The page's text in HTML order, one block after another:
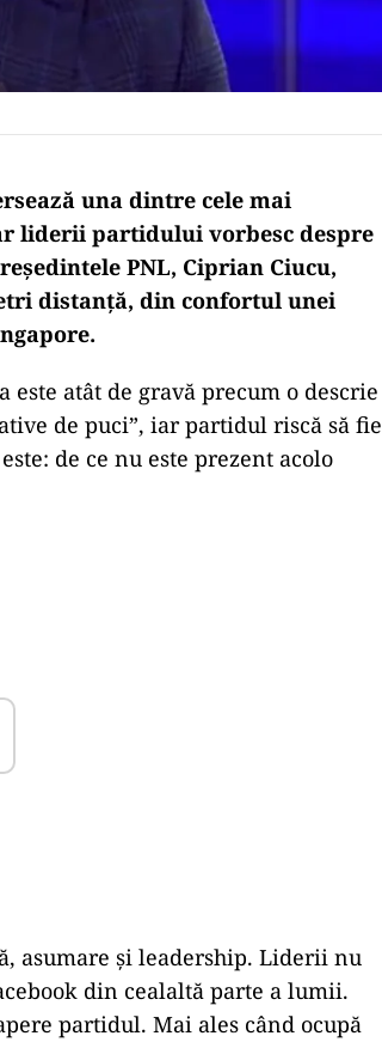
una dintre cele mai
liderii partidului vorbesc despre
PNL, Ciprian Ciucu,
distanță, din confortul unei
este atât de gravă precum o descrie
de puci”, iar partidul riscă să fie
de ce nu este prezent acolo
asumare și leadership. Liderii nu
din cealaltă parte a lumii.
partidul. Mai ales când ocupă